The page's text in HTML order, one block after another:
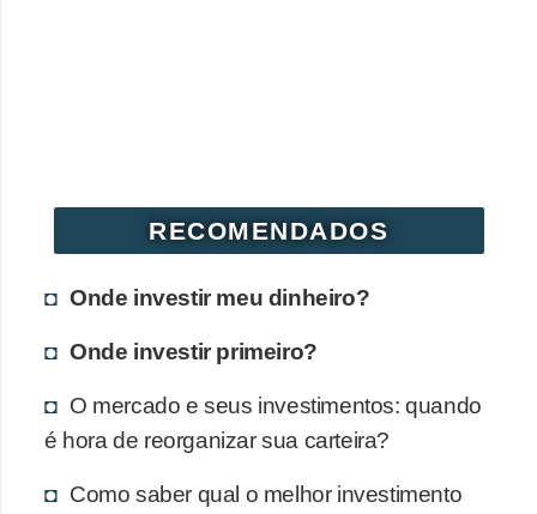
RECOMENDADOS
Onde investir meu dinheiro?
Onde investir primeiro?
O mercado e seus investimentos: quando
é hora de reorganizar sua carteira?
Como saber qual o melhor investimento